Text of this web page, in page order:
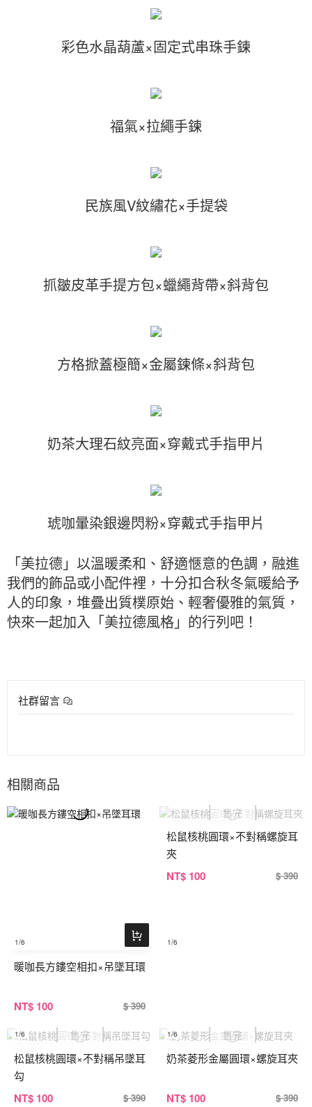
彩色水晶葫蘆×固定式串珠手鍊
福氣×拉繩手鍊
民族風V紋繡花×手提袋
抓皺皮革手提方包×蠟繩背帶×斜背包
方格掀蓋極簡×金屬鍊條×斜背包
奶茶大理石紋亮面×穿戴式手指甲片
琥咖暈染銀邊閃粉×穿戴式手指甲片
「美拉德」以溫暖柔和、舒適愜意的色調，融進
我們的飾品或小配件裡，十分扣合秋冬氣暖給予
人的印象，堆疊出質樸原始、輕奢優雅的氣質，
快來一起加入「美拉德風格」的行列吧！
社群留言
相關商品
1/6
暖咖長方鏤空相扣×吊墜耳環
NT$ 100 $ 390
1/6
松鼠核桃圓環×不對稱螺旋耳
夾
NT$ 100 $ 390
1/6
松鼠核桃圓環×不對稱吊墜耳
勾
NT$ 100 $ 390
1/6
奶茶菱形金屬圓環×螺旋耳夾
NT$ 100 $ 390